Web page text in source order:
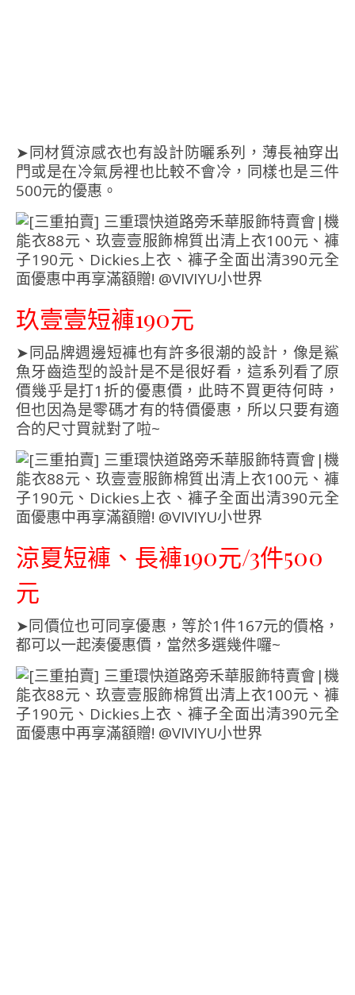
➤同材質涼感衣也有設計防曬系列，薄長袖穿出
門或是在冷氣房裡也比較不會冷，同樣也是三件
500元的優惠。
玖壹壹短褲190元
➤同品牌週邊短褲也有許多很潮的設計，像是鯊
魚牙齒造型的設計是不是很好看，這系列看了原
價幾乎是打1折的優惠價，此時不買更待何時，
但也因為是零碼才有的特價優惠，所以只要有適
合的尺寸買就對了啦~
涼夏短褲、長褲190元/3件500
元
➤同價位也可同享優惠，等於1件167元的價格，
都可以一起湊優惠價，當然多選幾件囉~